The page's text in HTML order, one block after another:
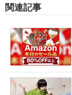
製造業のIT導入
モノづくり技術
エレクトロニク
電子設計の基本
関連記事